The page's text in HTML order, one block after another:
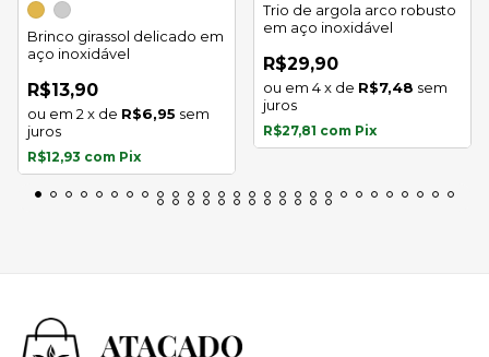
Brinco girassol delicado em
aço inoxidável
R$13,90
2 x de R$6,95 sem
juros
R$12,93 com Pix
Trio de argola arco robusto
em aço inoxidável
R$29,90
4x de R$7,48 sem
juros
R$27,81 com Pix